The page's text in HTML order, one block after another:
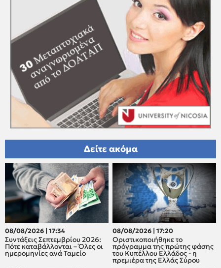
Δείτε ακόμα
08/08/2026 | 17:34
Συντάξεις Σεπτεμβρίου 2026:
Πότε καταβάλλονται – Όλες οι
ημερομηνίες ανά Ταμείο
08/08/2026 | 17:20
Οριστικοποιήθηκε το
πρόγραμμα της πρώτης φάσης
του Κυπέλλου Ελλάδος - η
πρεμιέρα της Ελλάς Σύρου